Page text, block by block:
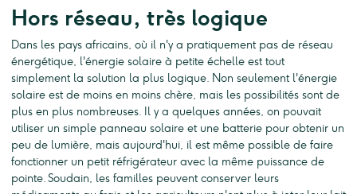
Hors réseau, très logique
Dans les pays africains, où il n'y a pratiquement pas de réseau
énergétique, l'énergie solaire à petite échelle est tout
simplement la solution la plus logique. Non seulement l'énergie
solaire est de moins en moins chère, mais les possibilités sont de
plus en plus nombreuses. Il y a quelques années, on pouvait
utiliser un simple panneau solaire et une batterie pour obtenir un
peu de lumière, mais aujourd'hui, il est même possible de faire
fonctionner un petit réfrigérateur avec la même puissance de
pointe. Soudain, les familles peuvent conserver leurs